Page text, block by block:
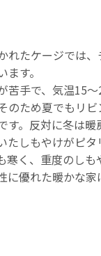
れたケージでは、
す。
苦手で、気温15
のため夏でもリ
す。反対に冬は
たしもやけがピ
寒く、重度のし
に優れた暖かな